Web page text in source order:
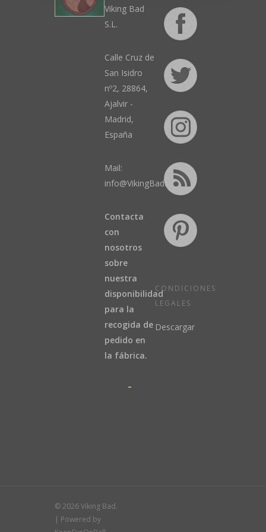
Viking Bad
S.L.
Calle Cruz de
San Isidro
nº2, 28864,
Ajalvir -
Madrid,
España
Mail:
info@VikingBad.es
Contacta
con
nosotros
sobre
nuestra
disponibilidad
para la
recogida de
pedido en
la fábrica.
CONDICIONES
LEGALES
Descargar
© 2026 Viking Bad.
| Powered by